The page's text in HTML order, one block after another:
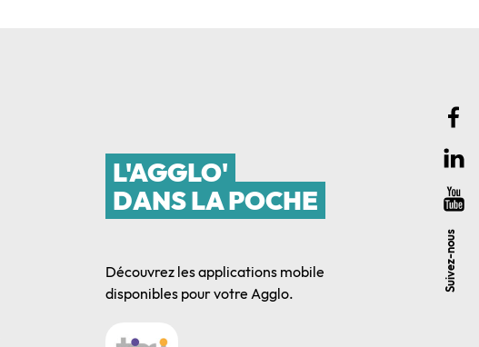
Suivez-nous
L'AGGLO'
DANS LA POCHE
Découvrez les applications mobile
disponibles pour votre Agglo.